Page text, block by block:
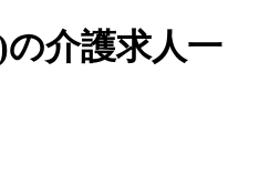
介護求人一